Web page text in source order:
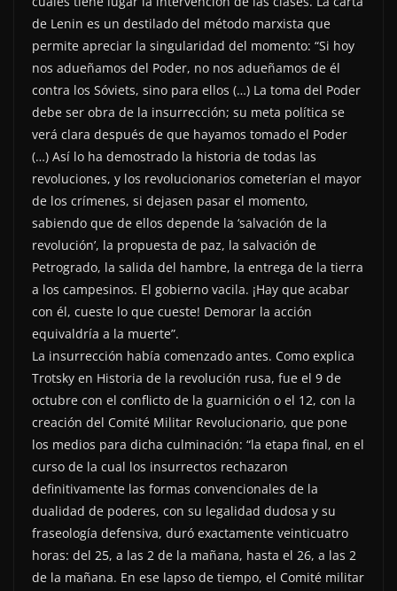
de Lenin es un destilado del método marxista que
permite apreciar la singularidad del momento: “Si hoy
nos adueñamos del Poder, no nos adueñamos de él
contra los Sóviets, sino para ellos (…) La toma del Poder
debe ser obra de la insurrección; su meta política se
verá clara después de que hayamos tomado el Poder
(…) Así lo ha demostrado la historia de todas las
revoluciones, y los revolucionarios cometerían el mayor
de los crímenes, si dejasen pasar el momento,
sabiendo que de ellos depende la ‘salvación de la
revolución’, la propuesta de paz, la salvación de
Petrogrado, la salida del hambre, la entrega de la tierra
a los campesinos. El gobierno vacila. ¡Hay que acabar
con él, cueste lo que cueste! Demorar la acción
equivaldría a la muerte”.
La insurrección había comenzado antes. Como explica
Trotsky en Historia de la revolución rusa, fue el 9 de
octubre con el conflicto de la guarnición o el 12, con la
creación del Comité Militar Revolucionario, que pone
los medios para dicha culminación: “la etapa final, en el
curso de la cual los insurrectos rechazaron
definitivamente las formas convencionales de la
dualidad de poderes, con su legalidad dudosa y su
fraseología defensiva, duró exactamente veinticuatro
horas: del 25, a las 2 de la mañana, hasta el 26, a las 2
de la mañana. En ese lapso de tiempo, el Comité militar